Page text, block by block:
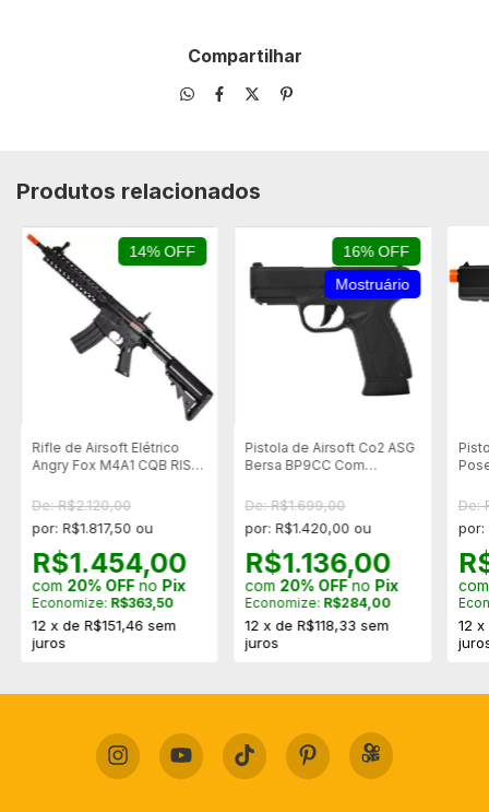
Compartilhar
Produtos relacionados
14% OFF
Rifle de Airsoft Elétrico
Angry Fox M4A1 CQB RIS
De: R$2.120,00
por: R$1.817,50 ou
R$1.454,00
com 20% OFFno Pix
Economize: R$363,50
12 x de R$151,46 sem
juros
16% OFF
Mostruário
Pistola de Airsoft Co2 ASG
Bersa BP9CC Com
- Mostruário
De: R$1.699,00
por: R$1.420,00 ou
R$1.136,00
com 20% OFFno Pix
Economize: R$284,00
12 xdeR$118,33 sem
juros
De:
por:
12 x